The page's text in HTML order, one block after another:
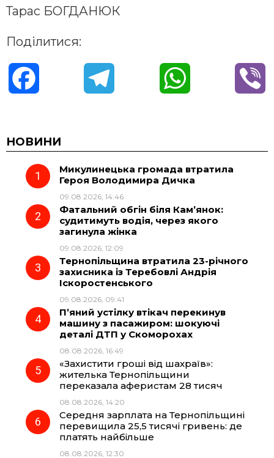
Тарас БОГДАНЮК
Поділитися:
c
e
o
o
e
g
r
a
t
p
НОВИНИ
Микулинецька громада втратила
Героя Володимира Дичка
09.08.2026, 14:46
Фатальний обгін біля Кам’янок:
судитимуть водія, через якого
загинула жінка
09.08.2026, 12:09
Тернопільщина втратила 23-річного
захисника із Теребовлі Андрія
Іскоростенського
09.08.2026, 09:41
П’яний устілку втікач перекинув
машину з пасажиром: шокуючі
деталі ДТП у Скоморохах
08.08.2026, 16:49
«Захистити гроші від шахраїв»:
жителька Тернопільщини
переказала аферистам 28 тисяч
08.08.2026, 14:20
Середня зарплата на Тернопільщині
перевищила 25,5 тисячі гривень: де
платять найбільше
08.08.2026, 12:30